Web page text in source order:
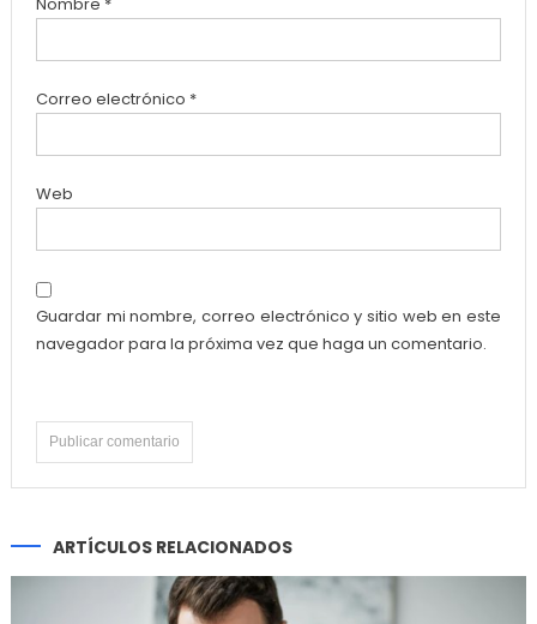
Correo electrónico *
Web
Guardar mi nombre, correo electrónico y sitio web en este
navegador para la próxima vez que haga un comentario.
ARTÍCULOS RELACIONADOS